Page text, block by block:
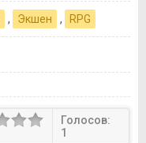
, Экшен , RPG
Голосов:
1